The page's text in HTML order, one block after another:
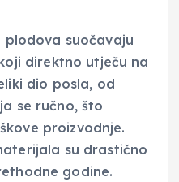
plodova suočavaju
direktno utječu na
dio posla, od
se ručno, što
proizvodnje.
su drastično
godine.